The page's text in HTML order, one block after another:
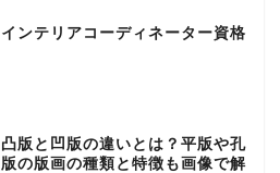
インテリアコーディネーター資格
凸版と凹版の違いとは？平版や孔
版の版画の種類と特徴も画像で解